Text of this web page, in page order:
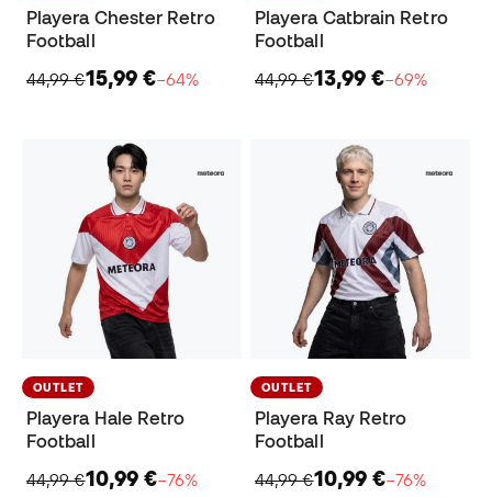
Playera Chester Retro
Football
44,99 €15,99 €−64%
Playera Catbrain Retro
Football
44,99 €13,99 €−69%
OUTLET
Playera Hale Retro
Football
44,99 €10,99 €−76%
OUTLET
Playera Ray Retro
Football
44,99 €10,99 €−76%